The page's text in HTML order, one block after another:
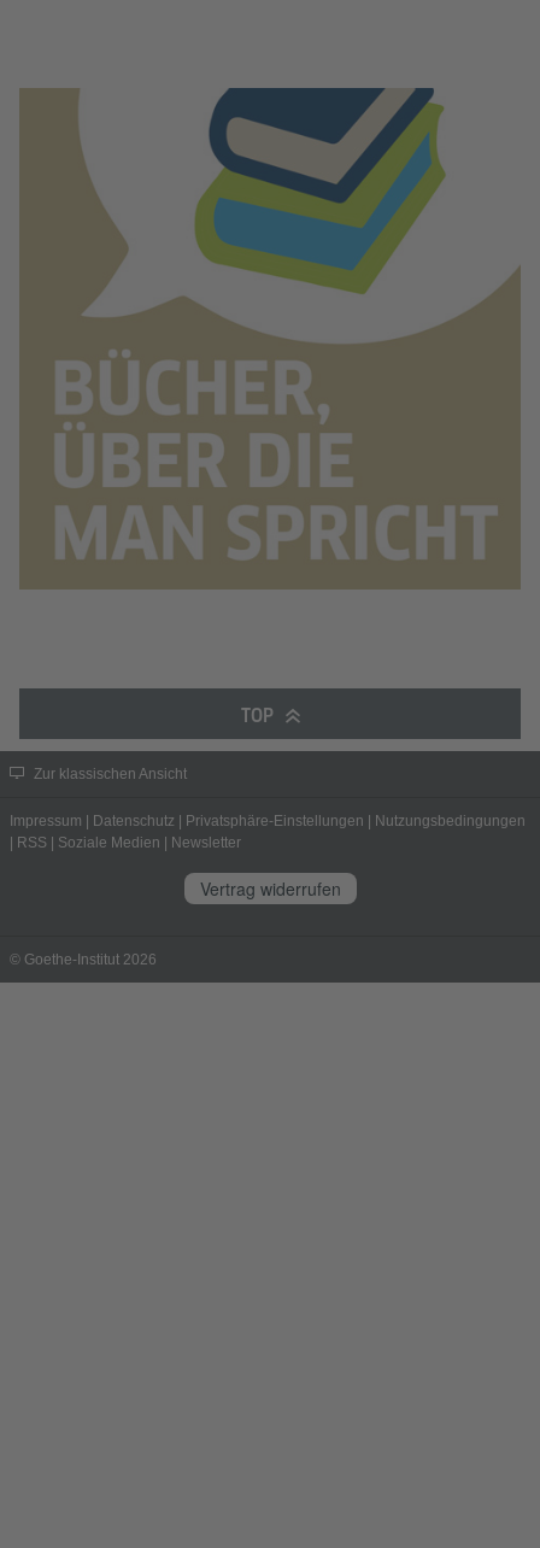
TOP
Zur klassischen Ansicht
Impressum | Datenschutz | Privatsphäre-Einstellungen | Nutzungsbedingungen
| RSS | Soziale Medien | Newsletter
Vertrag widerrufen
© Goethe-Institut 2026